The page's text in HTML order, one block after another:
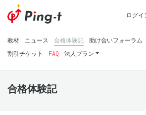
教材 ニュース 合格体験記 助け合いフォーラム
割引チケット
FAQ 法人プラン
ログイ
合格体験記